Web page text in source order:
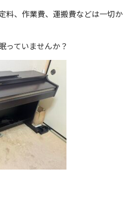
料、作業費、運搬費などは一切か
っていませんか？